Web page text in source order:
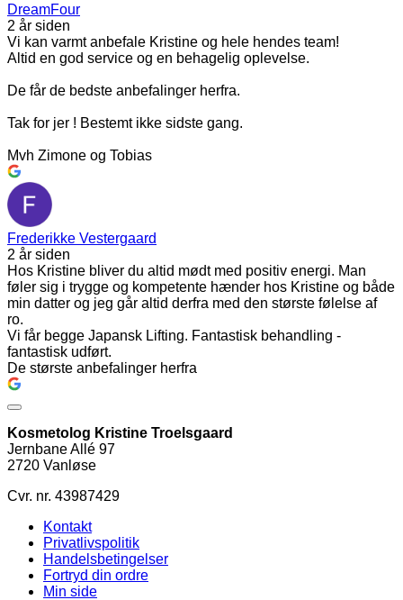
DreamFour
2 år siden
Vi kan varmt anbefale Kristine og hele hendes team!
Altid en god service og en behagelig oplevelse.
De får de bedste anbefalinger herfra.
Tak for jer ! Bestemt ikke sidste gang.
Mvh Zimone og Tobias
Frederikke Vestergaard
2 år siden
Hos Kristine bliver du altid mødt med positiv energi. Man
føler sig i trygge og kompetente hænder hos Kristine og både
min datter og jeg går altid derfra med den største følelse af
ro.
Vi får begge Japansk Lifting. Fantastisk behandling -
fantastisk udført.
De største anbefalinger herfra
Kosmetolog Kristine Troelsgaard
Jernbane Allé 97
2720 Vanløse
Cvr. nr. 43987429
Kontakt
Privatlivspolitik
Handelsbetingelser
Fortryd din ordre
Min side